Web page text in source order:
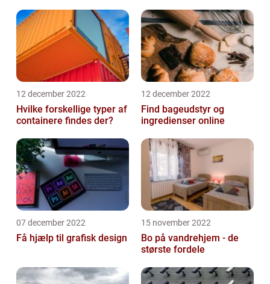
12 december 2022
Hvilke forskellige typer af
containere findes der?
12 december 2022
Find bageudstyr og
ingredienser online
07 december 2022
Få hjælp til grafisk design
15 november 2022
Bo på vandrehjem - de
største fordele